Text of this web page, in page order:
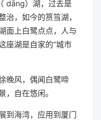
dāng）湖，过去是
治，如今的筼筜湖，
面上白鹭点点，人与
座湖是自家的“城市
晚风，偶闻白鹭啼
，自在悠闲。
到海湾，应用到厦门